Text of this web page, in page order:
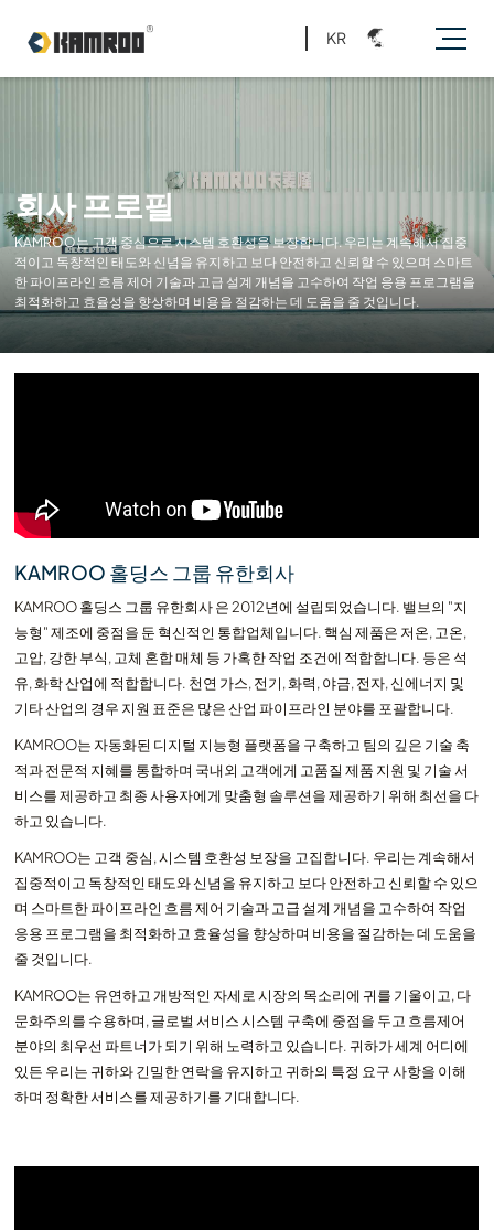
KR
회사 프로필
KAMROO는 고객 중심으로 시스템 호환성을 보장합니다. 우리는 계속해서 집중
적이고 독창적인 태도와 신념을 유지하고 보다 안전하고 신뢰할 수 있으며 스마트
한 파이프라인 흐름 제어 기술과 고급 설계 개념을 고수하여 작업 응용 프로그램을
최적화하고 효율성을 향상하며 비용을 절감하는 데 도움을 줄 것입니다.
KAMROO 홀딩스 그룹 유한회사
KAMROO 홀딩스 그룹 유한회사 은 2012년에 설립되었습니다. 밸브의 "지
능형" 제조에 중점을 둔 혁신적인 통합업체입니다. 핵심 제품은 저온, 고온,
고압, 강한 부식, 고체 혼합 매체 등 가혹한 작업 조건에 적합합니다. 등은 석
유, 화학 산업에 적합합니다. 천연 가스, 전기, 화력, 야금, 전자, 신에너지 및
기타 산업의 경우 지원 표준은 많은 산업 파이프라인 분야를 포괄합니다.
KAMROO는 자동화된 디지털 지능형 플랫폼을 구축하고 팀의 깊은 기술 축
적과 전문적 지혜를 통합하며 국내외 고객에게 고품질 제품 지원 및 기술 서
비스를 제공하고 최종 사용자에게 맞춤형 솔루션을 제공하기 위해 최선을 다
하고 있습니다.
KAMROO는 고객 중심, 시스템 호환성 보장을 고집합니다. 우리는 계속해서
집중적이고 독창적인 태도와 신념을 유지하고 보다 안전하고 신뢰할 수 있으
며 스마트한 파이프라인 흐름 제어 기술과 고급 설계 개념을 고수하여 작업
응용 프로그램을 최적화하고 효율성을 향상하며 비용을 절감하는 데 도움을
줄 것입니다.
KAMROO는 유연하고 개방적인 자세로 시장의 목소리에 귀를 기울이고, 다
문화주의를 수용하며, 글로벌 서비스 시스템 구축에 중점을 두고 흐름제어
분야의 최우선 파트너가 되기 위해 노력하고 있습니다. 귀하가 세계 어디에
있든 우리는 귀하와 긴밀한 연락을 유지하고 귀하의 특정 요구 사항을 이해
하며 정확한 서비스를 제공하기를 기대합니다.